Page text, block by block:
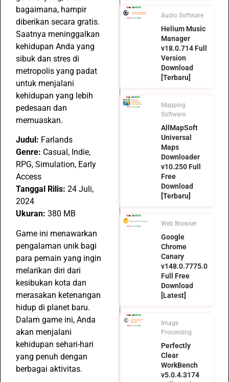
bagaimana, hampir
diberikan secara gratis.
Saatnya meninggalkan
kehidupan Anda yang
sibuk dan stres di
metropolis yang padat
untuk menjalani
kehidupan yang lebih
pedesaan dan
memuaskan.
Judul: Farlands
Genre: Casual, Indie,
RPG, Simulation, Early
Access
Tanggal Rilis: 24 Juli,
2024
Ukuran: 380 MB
Game ini menawarkan
pengalaman unik bagi
para pemain yang ingin
melarikan diri dari
kesibukan kota dan
merasakan ketenangan
hidup di planet baru.
Dalam game ini, Anda
akan menjalani
kehidupan sehari-hari
yang penuh dengan
berbagai aktivitas.
Audio Software
Helium Music
Manager
v18.0.714 Full
Version
Download
[Terbaru]
Mapping
Software
AllMapSoft
Universal
Maps
Downloader
v10.250 Full
Free
Download
[Terbaru]
Web Browser
Google
Chrome
Canary
v148.0.7775.0
Full Free
Download
[Latest]
Image
Processing
Perfectly
Clear
WorkBench
v5.0.4.3174